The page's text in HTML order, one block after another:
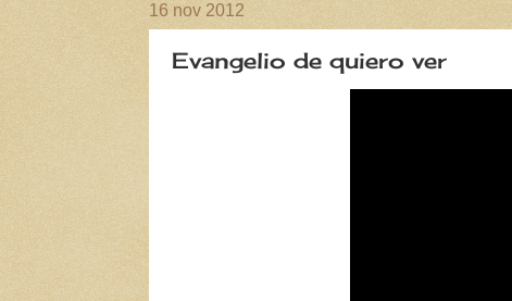
16 nov 2012
Evangelio de quiero ver